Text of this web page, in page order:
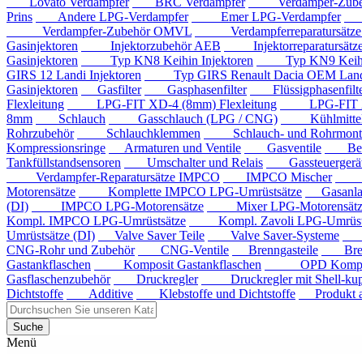
Prins
Andere LPG-Verdampfer Emer LPG-Verdampfer
Verdampfer-Zubehör OMVL
Gasinjektoren
Injektorzubehör AEB
Gasinjektoren
Typ KN8 Keihin Injektoren Typ KN9
GIRS 12 Landi Injektoren
Typ GIRS Renault Dacia OEM
Gasinjektoren
Gasfilter Gasphasenfilter
Flexleitung
LPG-FIT XD-4 (8mm) Flexleitung LPG-FIT
8mm
Schlauch Gasschlauch (LPG / CNG)
Rohrzubehör
Schlauchklemmen Schlauch- und
Kompressionsringe
Armaturen und Ventile Gasventile
Tankfüllstandsensoren
Umschalter und Relais
Verdampfer-Reparatursätze IMPCO
IMPCO Mischer
Motorensätze
Komplette IMPCO LPG-Umrüstsätze
(DI)
IMPCO LPG-Motorensätze Mixer LPG-
Kompl. IMPCO LPG-Umrüstsätze
Kompl. Zavoli LPG-
Umrüstsätze (DI)
Valve Saver Teile Valve Saver-Systeme
CNG-Rohr und Zubehör
CNG-Ventile Brenngasteile
Gastankflaschen
Komposit Gastankflaschen OPD
Gasflaschenzubehör
Druckregler Druckregler mit Shell-
Dichtstoffe
Additive Klebstoffe und Dichtstoffe Produkt
Suche
Menü